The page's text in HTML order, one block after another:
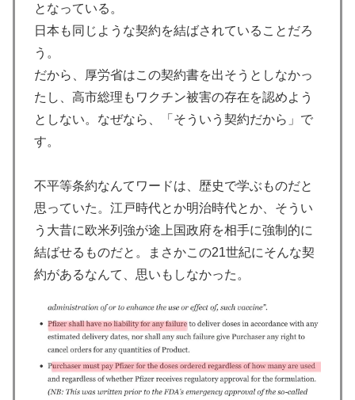
となっている。
日本も同じような契約を結ばされていることだろ
う。
だから、厚労省はこの契約書を出そうとしなかっ
たし、高市総理もワクチン被害の存在を認めよう
としない。なぜなら、「そういう契約だから」で
す。
不平等条約なんてワードは、歴史で学ぶものだと
思っていた。江戸時代とか明治時代とか、そうい
う大昔に欧米列強が途上国政府を相手に強制的に
結ばせるものだと。まさかこの21世紀にそんな契
約があるなんて、思いもしなかった。